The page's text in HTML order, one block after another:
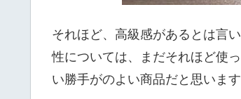
それほど、高級感があるとは言
性については、まだそれほど使
い勝手がのよい商品だと思います